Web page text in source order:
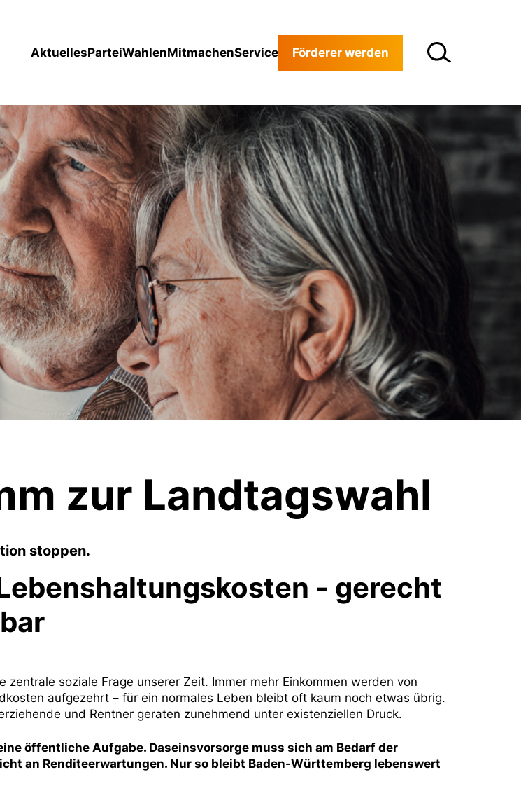
AktuellesParteiWahlenMitmachenService Förderer werden
zur Landtagswahl
stoppen.
- gerecht
zentrale soziale Frage unserer Zeit. Immer mehr Einkommen werden von
aufgezehrt – für ein normales Leben bleibt oft kaum noch etwas übrig.
und Rentner geraten zunehmend unter existenziellen Druck.
öffentliche Aufgabe. Daseinsvorsorge muss sich am Bedarf der
an Renditeerwartungen. Nur so bleibt Baden-Württemberg lebenswert